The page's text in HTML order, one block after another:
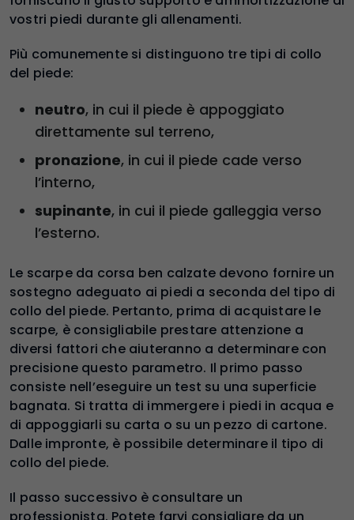
vostri piedi durante gli allenamenti.
Più comunemente si distinguono tre tipi di collo
del piede:
neutro, in cui il piede è appoggiato
direttamente sul terreno,
pronazione, in cui il piede cade verso
l’interno,
supinante, in cui il piede galleggia verso
l’esterno.
Le scarpe da corsa ben calzate devono fornire un
sostegno adeguato ai piedi a seconda del tipo di
collo del piede. Pertanto, prima di acquistare le
scarpe, è consigliabile prestare attenzione a
diversi fattori che aiuteranno a determinare con
precisione questo parametro. Il primo passo
consiste nell’eseguire un test su una superficie
bagnata. Si tratta di immergere i piedi in acqua e
di appoggiarli su carta o su un pezzo di cartone.
Dalle impronte, è possibile determinare il tipo di
collo del piede.
Il passo successivo è consultare un
professionista. Potete farvi consigliare da un